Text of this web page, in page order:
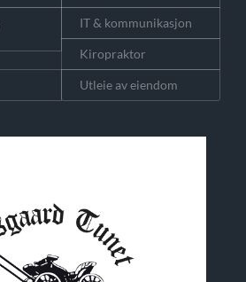
IT & kommunikasjon
Kiropraktor
Utleie av eiendom